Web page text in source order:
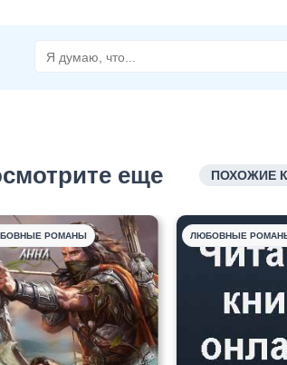
еще ПОХОЖИЕ
РОМАНЫ ЛЮБОВНЫЕ